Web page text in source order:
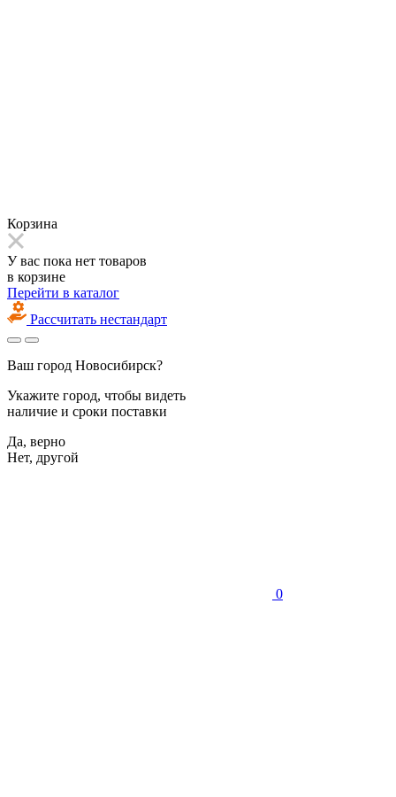
Корзина
У вас пока нет товаров
в корзине
Перейти в каталог
Рассчитать нестандарт
Ваш город Новосибирск?
Укажите город, чтобы видеть
наличие и сроки поставки
Да, верно
Нет, другой
0